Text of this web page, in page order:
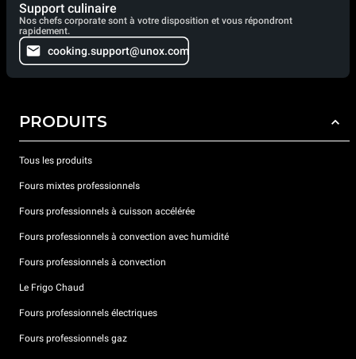
Support culinaire
Nos chefs corporate sont à votre disposition et vous répondront
rapidement.
cooking.support@unox.com
PRODUITS
Tous les produits
Fours mixtes professionnels
Fours professionnels à cuisson accélérée
Fours professionnels à convection avec humidité
Fours professionnels à convection
Le Frigo Chaud
Fours professionnels électriques
Fours professionnels gaz